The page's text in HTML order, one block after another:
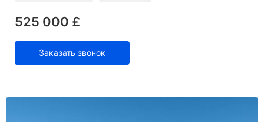
525 000 £
Заказать звонок